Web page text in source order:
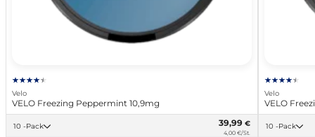
Velo
VELO Freezing Peppermint 10,9mg
10 -Pack 39,99 €
4,00 €/St.
Velo
VELO
10 -Pack